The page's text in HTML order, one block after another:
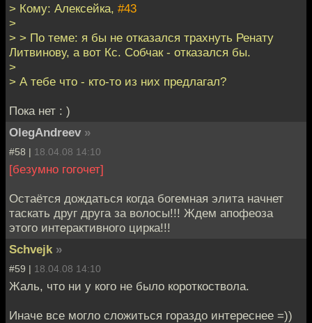
> Кому: Алексейка, #43
>
> > По теме: я бы не отказался трахнуть Ренату
Литвинову, а вот Кс. Собчак - отказался бы.
>
> А тебе что - кто-то из них предлагал?
Пока нет : )
OlegAndreev »
#58 | 18.04.08 14:10
[безумно гогочет]
Остаётся дождаться когда богемная элита начнет
таскать друг друга за волосы!!! Ждем апофеоза
этого интерактивного цирка!!!
Schvejk »
#59 | 18.04.08 14:10
Жаль, что ни у кого не было короткоствола.
Иначе все могло сложиться гораздо интереснее =))